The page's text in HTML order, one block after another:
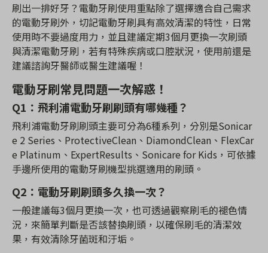
刷出一排好牙？電動牙刷使用重點除了選擇適合自己需求
的電動牙刷外，切記電動牙刷具有高效清潔的特性，日常
使用時不要過度用力，並且建議定期3個月更換一次刷頭
與清潔電動牙刷，若有特殊疾病或口腔狀況，使用前還是
建議諮詢牙醫師或醫生建議喔！
電動牙刷常見問題一次解惑 ！
Q1：飛利浦電動牙刷刷頭有哪幾種？
飛利浦電動牙刷刷頭主要可分為6種系列，分別是Sonicar
e 2 Series、ProtectiveClean、DiamondClean、FlexCar
e Platinum、ExpertResults、Sonicare for Kids，可依據
手邊所使用的電動牙刷機型挑選適用的刷頭。
Q2：電動牙刷刷頭多久換一次？
一般建議每3個月更換一次，也可透過觀察刷毛的褪色情
況，來簡單判斷是否該替換刷頭，以確保刷毛的清潔效
果，有效清除牙菌斑和汙垢。